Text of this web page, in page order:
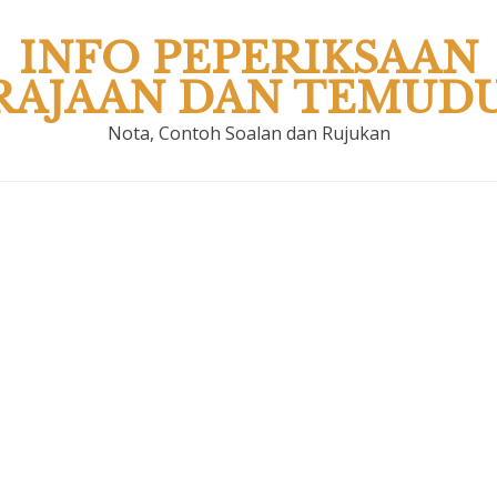
INFO PEPERIKSAAN
DAN
Nota, Contoh Soalan dan Rujukan